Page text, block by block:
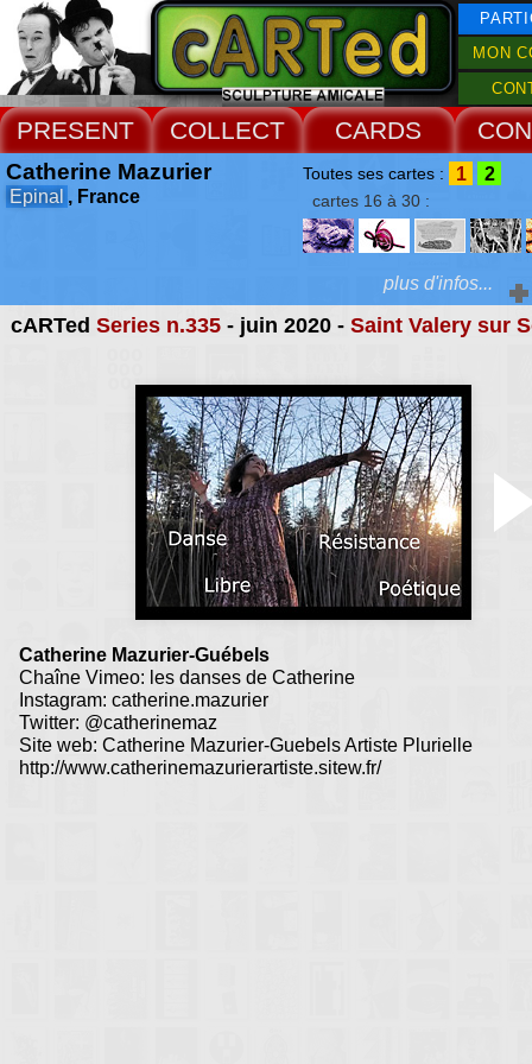
MON
PRESENT COLLECT CARDS
cARTed Series n.335- juin 2020 - Saint Valery sur
Catherine Mazurier-Guébels
Chaîne Vimeo: les danses de Catherine
Instagram: catherine.mazurier
Twitter: @catherinemaz
Site web: Catherine Mazurier-Guebels Artiste Plurielle
http://www.catherinemazurierartiste.sitew.fr/
Catherine Mazurier
Epinal , France
Toutes ses cartes : 1 2
cartes 16 à 30 :
Extras :
rencontres m'ont
certaines entraves, et je
rendu compte alors
passage par le
évident et nécessaire
Accueil Rencontres :
Siouville 2006•Siouville 2007 •Siouville 2009
plus d'infos...